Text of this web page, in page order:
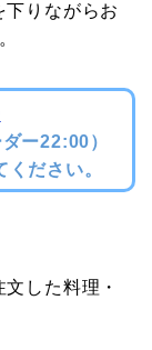
下りながらお
ー22:00）
ださい。
した料理・